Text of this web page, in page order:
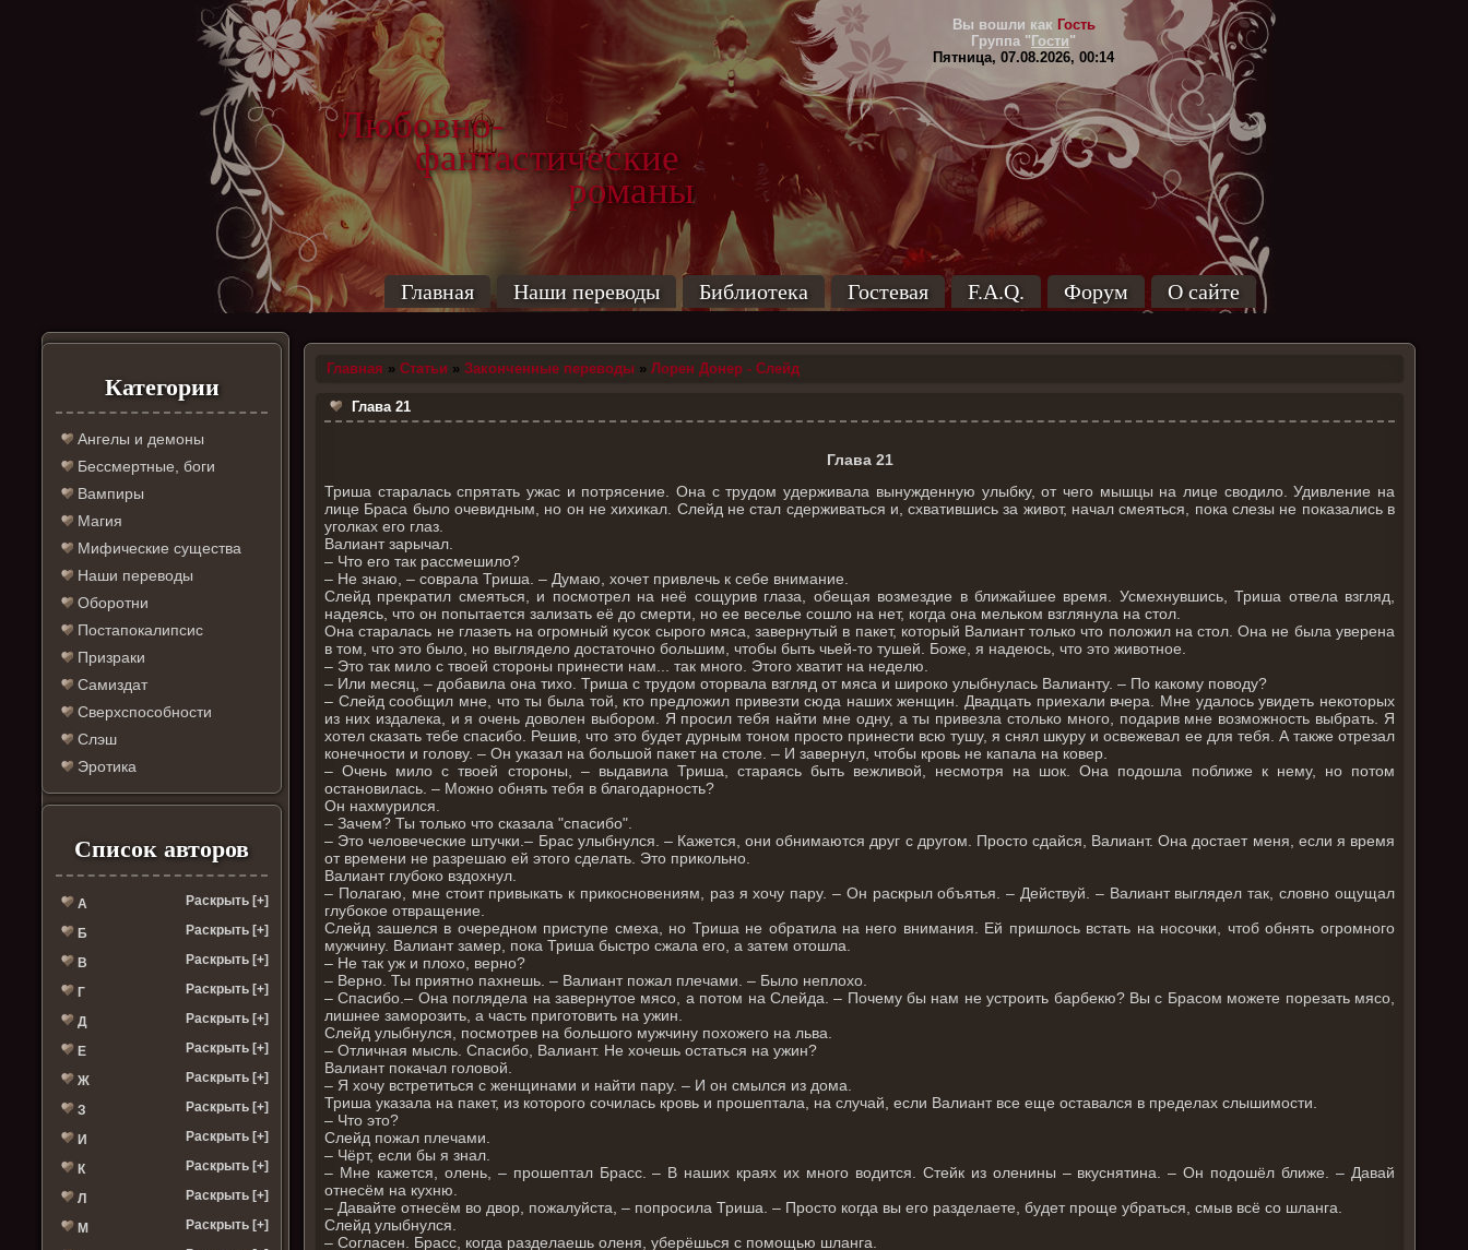
Любовно-
фантастические
романы
Вы вошли как Гость
Группа " Гости"
Пятница, 07.08.2026, 00:14
Главная Наши переводы Библиотека Гостевая F.A.Q. Форум О сайте
Категории
Ангелы и демоны
Бессмертные, боги
Вампиры
Магия
Мифические существа
Наши переводы
Оборотни
Постапокалипсис
Призраки
Самиздат
Сверхспособности
Слэш
Эротика
Список авторов
А Раскрыть [+]
Б Раскрыть [+]
В Раскрыть [+]
Г Раскрыть [+]
Д Раскрыть [+]
Е Раскрыть [+]
Ж Раскрыть [+]
З Раскрыть [+]
И Раскрыть [+]
К Раскрыть [+]
Л Раскрыть [+]
М Раскрыть [+]
Главная »Статьи »Законченные переводы »Лорен Донер - Слейд
Глава 21
Глава 21
Триша старалась спрятать ужас и потрясение. Она с трудом удерживала вынужденную улыбку, от чего мышцы на лице сводило. Удивление на
лице Браса было очевидным, но он не хихикал. Слейд не стал сдерживаться и, схватившись за живот, начал смеяться, пока слезы не показались в
уголках его глаз.
Валиант зарычал.
– Что его так рассмешило?
– Не знаю, – соврала Триша. – Думаю, хочет привлечь к себе внимание.
Слейд прекратил смеяться, и посмотрел на неё сощурив глаза, обещая возмездие в ближайшее время. Усмехнувшись, Триша отвела взгляд,
надеясь, что он попытается зализать её до смерти, но ее веселье сошло на нет, когда она мельком взглянула на стол.
Она старалась не глазеть на огромный кусок сырого мяса, завернутый в пакет, который Валиант только что положил на стол. Она не была уверена
в том, что это было, но выглядело достаточно большим, чтобы быть чьей-то тушей. Боже, я надеюсь, что это животное.
– Это так мило с твоей стороны принести нам... так много. Этого хватит на неделю.
– Или месяц, – добавила она тихо. Триша с трудом оторвала взгляд от мяса и широко улыбнулась Валианту. – По какому поводу?
– Слейд сообщил мне, что ты была той, кто предложил привезти сюда наших женщин. Двадцать приехали вчера. Мне удалось увидеть некоторых
из них издалека, и я очень доволен выбором. Я просил тебя найти мне одну, а ты привезла столько много, подарив мне возможность выбрать. Я
хотел сказать тебе спасибо. Решив, что это будет дурным тоном просто принести всю тушу, я снял шкуру и освежевал ее для тебя. А также отрезал
конечности и голову. – Он указал на большой пакет на столе. – И завернул, чтобы кровь не капала на ковер.
– Очень мило с твоей стороны, – выдавила Триша, стараясь быть вежливой, несмотря на шок. Она подошла поближе к нему, но потом
остановилась. – Можно обнять тебя в благодарность?
Он нахмурился.
– Зачем? Ты только что сказала "спасибо".
– Это человеческие штучки.– Брас улыбнулся. – Кажется, они обнимаются друг с другом. Просто сдайся, Валиант. Она достает меня, если я время
от времени не разрешаю ей этого сделать. Это прикольно.
Валиант глубоко вздохнул.
– Полагаю, мне стоит привыкать к прикосновениям, раз я хочу пару. – Он раскрыл объятья. – Действуй. – Валиант выглядел так, словно ощущал
глубокое отвращение.
Слейд зашелся в очередном приступе смеха, но Триша не обратила на него внимания. Ей пришлось встать на носочки, чтоб обнять огромного
мужчину. Валиант замер, пока Триша быстро сжала его, а затем отошла.
– Не так уж и плохо, верно?
– Верно. Ты приятно пахнешь. – Валиант пожал плечами. – Было неплохо.
– Спасибо.– Она поглядела на завернутое мясо, а потом на Слейда. – Почему бы нам не устроить барбекю? Вы с Брасом можете порезать мясо,
лишнее заморозить, а часть приготовить на ужин.
Слейд улыбнулся, посмотрев на большого мужчину похожего на льва.
– Отличная мысль. Спасибо, Валиант. Не хочешь остаться на ужин?
Валиант покачал головой.
– Я хочу встретиться с женщинами и найти пару. – И он смылся из дома.
Триша указала на пакет, из которого сочилась кровь и прошептала, на случай, если Валиант все еще оставался в пределах слышимости.
– Что это?
Слейд пожал плечами.
– Чёрт, если бы я знал.
– Мне кажется, олень, – прошептал Брасс. – В наших краях их много водится. Стейк из оленины – вкуснятина. – Он подошёл ближе. – Давай
отнесём на кухню.
– Давайте отнесём во двор, пожалуйста, – попросила Триша. – Просто когда вы его разделаете, будет проще убраться, смыв всё со шланга.
Слейд улыбнулся.
– Согласен. Брасс, когда разделаешь оленя, уберёшься с помощью шланга.